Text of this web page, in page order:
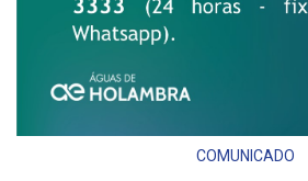
COMUNICADO